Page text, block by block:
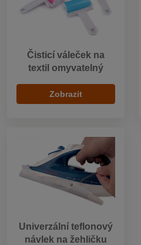
Čisticí váleček na
textil omyvatelný
Zobrazit
Univerzální teflonový
návlek na žehličku